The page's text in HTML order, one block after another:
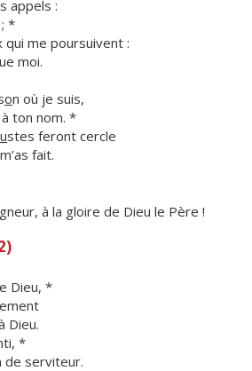
appels :
*
qui me poursuivent :
moi.
on où je suis,
ton nom. *
ustes feront cercle
fait.
à la gloire de Dieu le Père !
Dieu, *
Dieu.
*
de serviteur.